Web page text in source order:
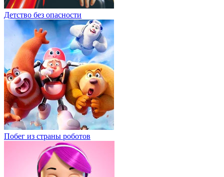
Детство без опасности
Побег из страны роботов